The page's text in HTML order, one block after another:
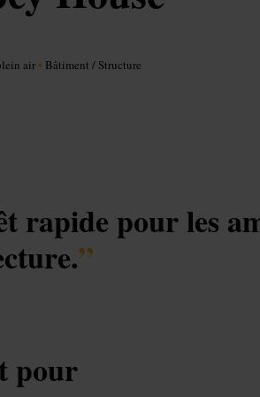
air • Bâtiment / Structure
rapide pour les
”
pour